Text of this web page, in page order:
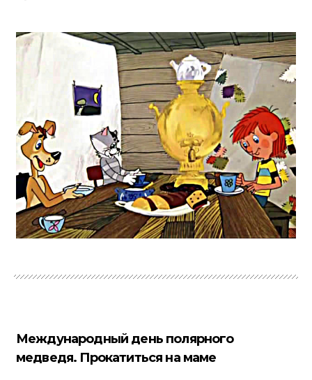
Международный день полярного
медведя. Прокатиться на маме